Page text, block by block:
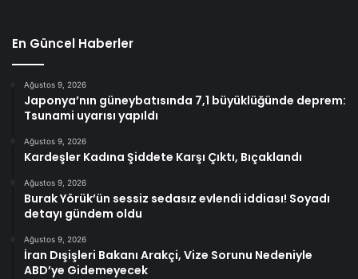
En Güncel Haberler
Ağustos 9, 2026
Japonya’nın güneybatısında 7,1 büyüklüğünde deprem:
Tsunami uyarısı yapıldı
Ağustos 9, 2026
Kardeşler Kadına Şiddete Karşı Çıktı, Bıçaklandı
Ağustos 9, 2026
Burak Yörük’ün sessiz sedasız evlendi iddiası! Soyadı
detayı gündem oldu
Ağustos 9, 2026
İran Dışişleri Bakanı Arakçi, Vize Sorunu Nedeniyle
ABD’ye Gidemeyecek